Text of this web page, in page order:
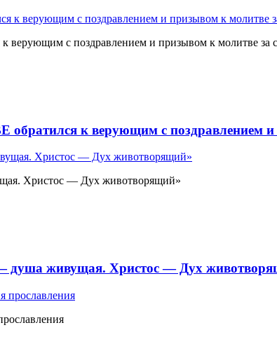
с поздравлением и призывом к молитве за
к верующим с поздравлением
Христос — Дух животворящий»
душа живущая. Христос — Дух